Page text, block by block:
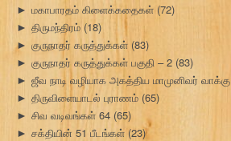
► மகாபாரதம் கிளைக்கதைகள் (72)
► திருமந்திரம் (18)
► குருநாதர் கருத்துக்கள் (83)
► குருநாதர் கருத்துக்கள் பகுதி – 2 (83)
► ஜீவ நாடி வழியாக அகத்திய மாமுனிவர் வாக்கு
► திருவிளையாடல் புராணம் (65)
► சிவ வடிவங்கள் 64 (65)
► சக்தியின் 51 பீடங்கள் (23)